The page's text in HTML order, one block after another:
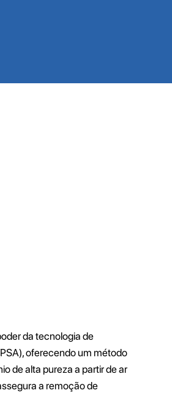
da tecnologia de
oferecendo um método
de alta pureza a partir de ar
a remoção de